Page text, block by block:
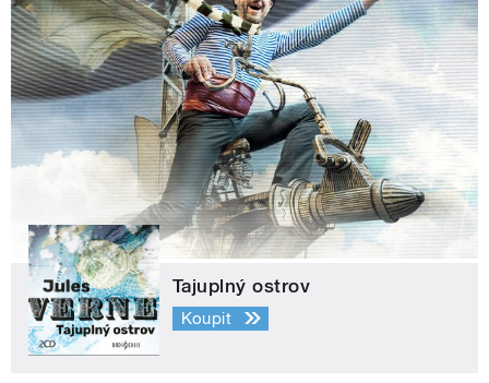
Tajuplný ostrov
Koupit